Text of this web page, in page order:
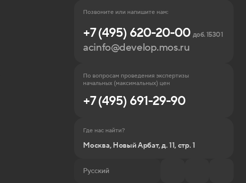
Позвоните или напишите нам:
+7 (495) 620-20-00 доб. 15301
acinfo@develop.mos.ru
По вопросам проведения экспертизы
начальных (максимальных) цен
+7 (495) 691-29-90
Где нас найти?
Москва, Новый Арбат, д. 11, стр. 1
Русский